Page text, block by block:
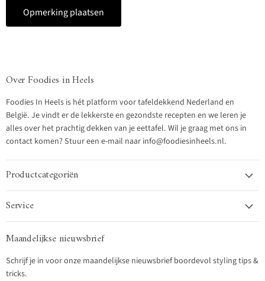
Opmerking plaatsen
Over Foodies in Heels
Foodies In Heels is hét platform voor tafeldekkend Nederland en
België. Je vindt er de lekkerste en gezondste recepten en we leren je
alles over het prachtig dekken van je eettafel. Wil je graag met ons in
contact komen? Stuur een e-mail naar info@foodiesinheels.nl.
Productcategoriën
Service
Maandelijkse nieuwsbrief
Schrijf je in voor onze maandelijkse nieuwsbrief boordevol styling tips &
tricks.